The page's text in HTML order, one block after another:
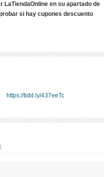
LaTiendaOnline en su apartado de
si hay cupones descuento
https://tidd.ly/437eeTc